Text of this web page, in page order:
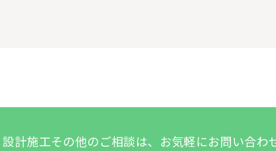
計施工その他のご相談は、お気軽にお問い合わ